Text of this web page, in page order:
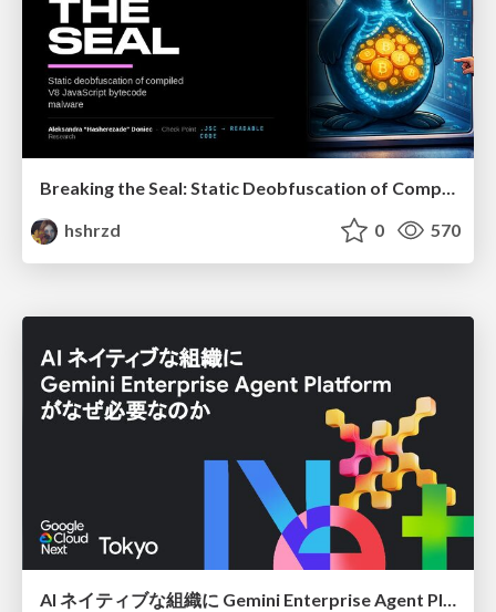
Breaking the Seal: Static Deobfuscation of Compiled V8 JavaScript Bytecode Malware
hshrzd
0 570
AI ネイティブな組織に Gemini Enterprise Agent Platform がなぜ必要なのか